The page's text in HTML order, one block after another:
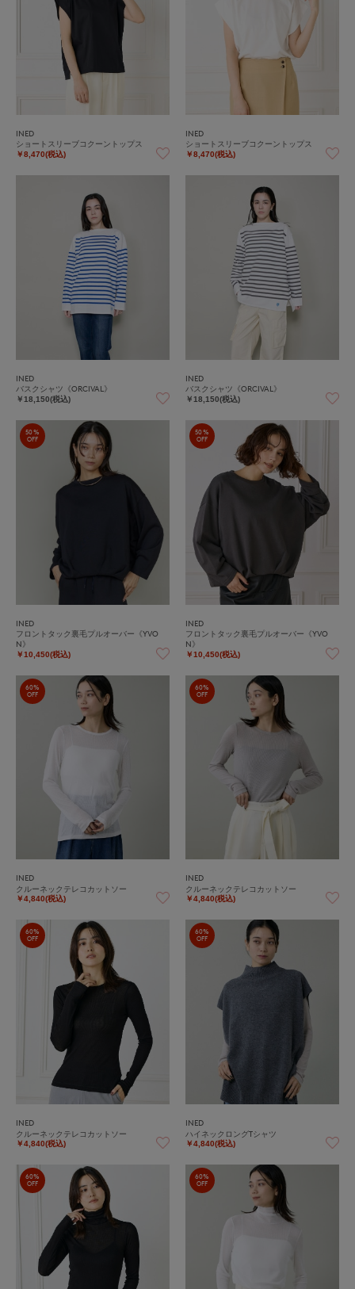
INED
ショートスリーブコクーントップス
￥8,470(税込)
INED
ショートスリーブコクーントップス
￥8,470(税込)
INED
バスクシャツ《ORCIVAL》
￥18,150(税込)
INED
バスクシャツ《ORCIVAL》
￥18,150(税込)
50%
OFF
INED
フロントタック裏毛プルオーバー《YVO
N》
￥10,450(税込)
50%
OFF
INED
フロントタック裏毛プルオーバー《YVO
N》
￥10,450(税込)
60%
OFF
INED
クルーネックテレコカットソー
￥4,840(税込)
60%
OFF
INED
クルーネックテレコカットソー
￥4,840(税込)
60%
OFF
INED
クルーネックテレコカットソー
￥4,840(税込)
60%
OFF
INED
ハイネックロングTシャツ
￥4,840(税込)
60%
OFF
60%
OFF